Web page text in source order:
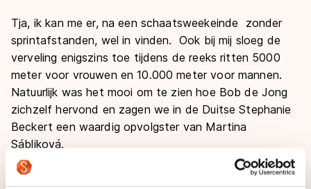
Livestreams
Word schaatsfan!
Winacties
Medaille overzicht
Medaillespiegel
Olympische uitslagen
Van Jong tot Goud verhalen
Tja, ik kan me er, na een schaatsweekeinde zonder
sprintafstanden, wel in vinden. Ook bij mij sloeg de
verveling enigszins toe tijdens de reeks ritten 5000
meter voor vrouwen en 10.000 meter voor mannen.
Natuurlijk was het mooi om te zien hoe Bob de Jong
zichzelf hervond en zagen we in de Duitse Stephanie
Beckert een waardig opvolgster van Martina
Sábliková.
Maar als het verschil tussen twee tegenstanders